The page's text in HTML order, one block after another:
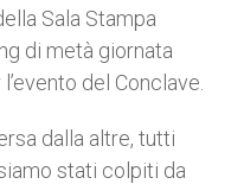
Sala Stampa
di metà giornata
del Conclave.
dalla altre, tutti
stati colpiti da